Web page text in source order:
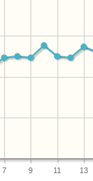
7 9 11 13